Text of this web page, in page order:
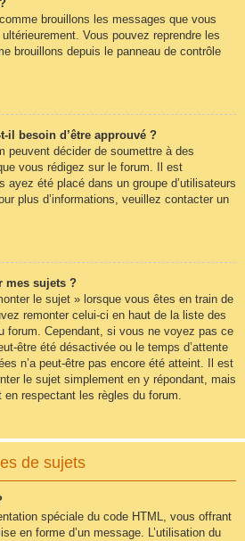
comme brouillons les messages que vous
Vous pouvez reprendre les
brouillons depuis le panneau de contrôle
il besoin d’être approuvé ?
peuvent décider de soumettre à des
vous rédigez sur le forum. Il est
ayez été placé dans un groupe d’utilisateurs
plus d’informations, veuillez contacter un
mes sujets ?
le sujet » lorsque vous êtes en train de
remonter celui-ci en haut de la liste des
forum. Cependant, si vous ne voyez pas ce
être été désactivée ou le temps d’attente
n’a peut-être pas encore été atteint. Il est
le sujet simplement en y répondant, mais
respectant les règles du forum.
de sujets
spéciale du code HTML, vous offrant
en forme d’un message. L’utilisation du